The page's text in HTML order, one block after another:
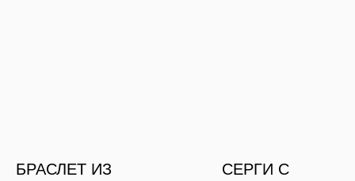
БРАСЛЕТ ИЗ
СЕРГИ С